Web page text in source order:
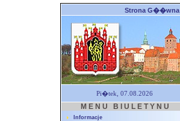
Strona G��wna
Pi�tek, 07.08.2026
M E N U B I U L E T Y N U
Informacje